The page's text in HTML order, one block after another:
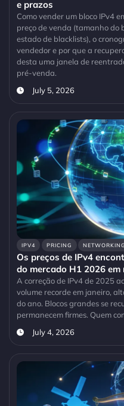
e prazos
Como vender um bloco IPv4
preço de venda (tamanho do
estado de blacklists), o
vendedor e por que a
desta uma janela de
pré-venda.
July 5, 2026
IPV4 PRICING NETWORKING
Os preços de IPv4
do mercado H1 2026 em
A correção de IPv4 de 2025
volume recorde em janeiro,
do ano. Blocos grandes se
permanecem firmes. Quem
July 4, 2026